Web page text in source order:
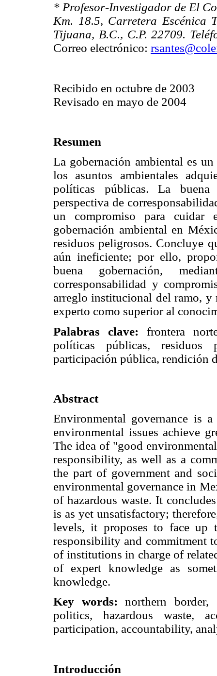
* Profesor-Investigador de El
Km. 18.5, Carretera Escénica
Tijuana, B.C., C.P. 22709.
Correo electrónico:
Recibido en octubre de 2003
Revisado en mayo de 2004
Resumen
La gobernación ambiental es
los asuntos ambientales
políticas públicas. La buena
perspectiva de
un compromiso para cuidar
gobernación ambiental en
residuos peligrosos. Concluye
aún ineficiente; por ello,
buena gobernación,
corresponsabilidad y
arreglo institucional del ramo,
experto como superior al
Palabras clave: frontera
políticas públicas, residuos
participación pública, rendición
Abstract
Environmental governance is
environmental issues achieve
The idea of "good
responsibility, as well as a
the part of government and
environmental governance in
of hazardous waste. It
is as yet unsatisfactory;
levels, it proposes to face up
responsibility and commitment
of institutions in charge of
of expert knowledge as
knowledge.
Key words: northern border,
politics, hazardous waste,
participation, accountability,
Introducción